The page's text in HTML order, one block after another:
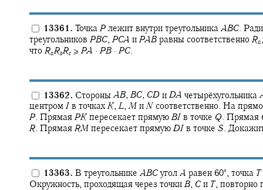
13361. Точка P лежит внутри треугольника ABC.
треугольников PBC, PCA и PAB равны соответственно Ra ,
что RaRbRc ≥ PA · PB · PC.
13362. Стороны AB, BC, CD и DA четырёхугольника
центром I в точках K, L, M и N соответственно. На
P. Прямая PK пересекает прямую BI в точке Q. Прямая
R. Прямая RM пересекает прямую DI в точке S.
13363. В треугольнике ABCугол A равен 60‍∘ , точка T
Окружность, проходящая через точки B, C и T, повторно